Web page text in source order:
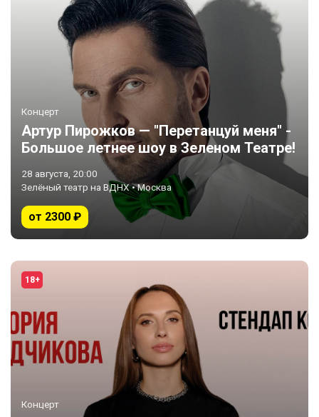
Концерт
Артур Пирожков — "Перетанцуй меня" -
Большое летнее шоу в Зеленом Театре!
28 августа, 20:00
Зелёный театр на ВДНХ • Москва
от 2300 ₽
18+
Концерт